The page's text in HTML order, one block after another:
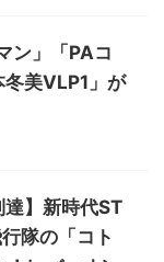
ン」「PAコ
美VLP1」が
達】新時代ST
隊の「コト